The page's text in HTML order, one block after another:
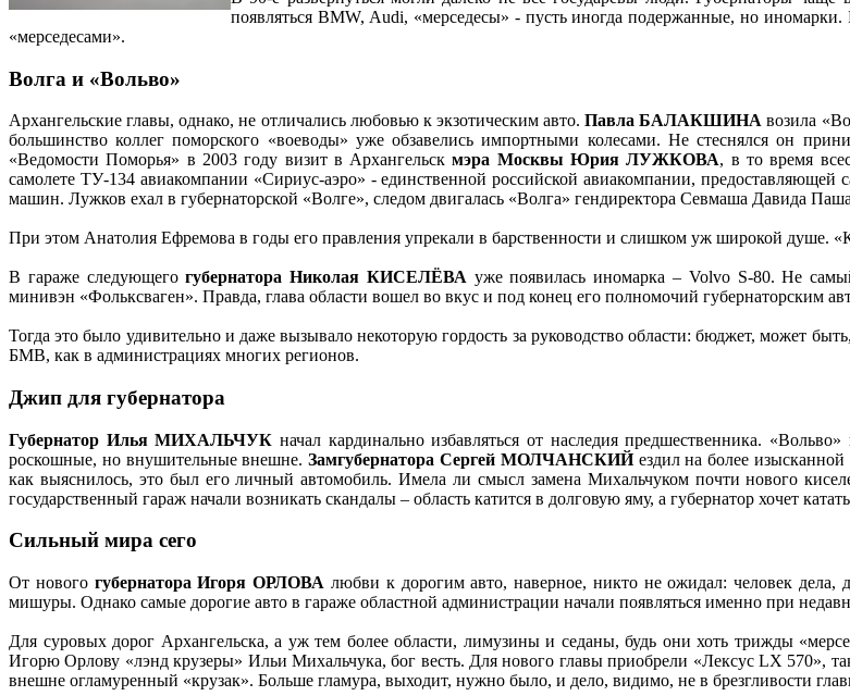
появляться BMW, Audi, «мерседесы» - пусть иногда подержанные, но
«мерседесами».
Волга и «Вольво»
Архангельские главы, однако, не отличались любовью к экзотическим авто.Павла БАЛАКШИНА возила
большинство коллег поморского «воеводы» уже обзавелись импортными колесами. Не стеснялся он
«Ведомости Поморья» в 2003 году визит в Архангельскмэра Москвы Юрия ЛУЖКОВА, в то время
самолете ТУ-134 авиакомпании «Сириус-аэро» - единственной российской авиакомпании,
машин. Лужков ехал в губернаторской «Волге», следом двигалась «Волга» гендиректора Севмаша Давида
При этом Анатолия Ефремова в годы его правления упрекали в барственности и слишком уж широкой душе.
В гараже следующегогубернатора Николая КИСЕЛЁВА уже появилась иномарка – Volvo S-80. Не
минивэн «Фольксваген». Правда, глава области вошел во вкус и под конец его полномочий губернаторским
Тогда это было удивительно и даже вызывало некоторую гордость за руководство области: бюджет, может
БМВ, как в администрациях многих регионов.
Джип для губернатора
Губернатор Илья МИХАЛЬЧУК начал кардинально избавляться от наследия предшественника.
роскошные, но внушительные внешне.Замгубернатора Сергей МОЛЧАНСКИЙездил на более
как выяснилось, это был его личный автомобиль. Имела ли смысл замена Михальчуком почти нового
государственный гараж начали возникать скандалы – область катится в долговую яму, а губернатор хочет
Сильный мира сего
От нового губернатора Игоря ОРЛОВА любви к дорогим авто, наверное, никто не ожидал: человек
мишуры. Однако самые дорогие авто в гараже областной администрации начали появляться именно при
Для суровых дорог Архангельска, а уж тем более области, лимузины и седаны, будь они хоть трижды
Игорю Орлову «лэнд крузеры» Ильи Михальчука, бог весть. Для нового главы приобрели «Лексус LX 570»,
внешне огламуренный «крузак». Больше гламура, выходит, нужно было, и дело, видимо, не в брезгливости